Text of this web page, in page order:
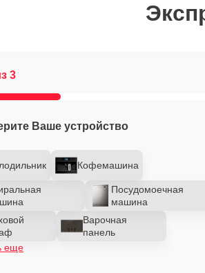
3
Ваше устройство
Кофемашина
Посудомоечная
машина
Варочная
панель
еще